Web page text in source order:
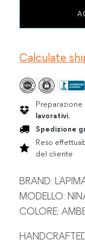
quantità
Calculate
Preparazione
lavorativi.
Spedizione
Reso
del cliente
BRAND:
MODELLO:
COLORE: